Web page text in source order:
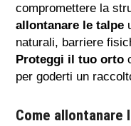
compromettere la
allontanare le talpe
naturali, barriere
Proteggi il tuo orto
per goderti un
Come